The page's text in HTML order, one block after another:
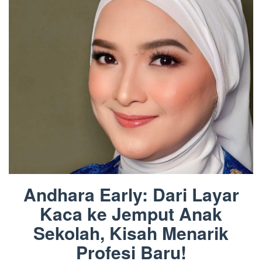
Andhara Early: Dari Layar
Kaca ke Jemput Anak
Sekolah, Kisah Menarik
Profesi Baru!